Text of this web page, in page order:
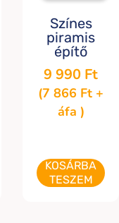
Színes
piramis
építő
9 990 Ft
(7 866 Ft +
áfa )
KOSÁRBA
TESZEM